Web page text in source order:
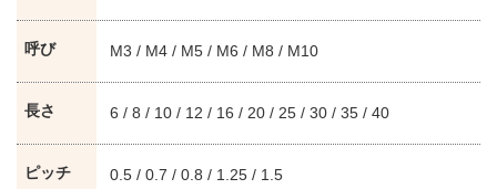
呼び M3 / M4 / M5 / M6 / M8 / M10
長さ 6 / 8 / 10 / 12 / 16 / 20 / 25 / 30 / 35 / 40
ピッチ 0.5 / 0.7 / 0.8 / 1.25 / 1.5